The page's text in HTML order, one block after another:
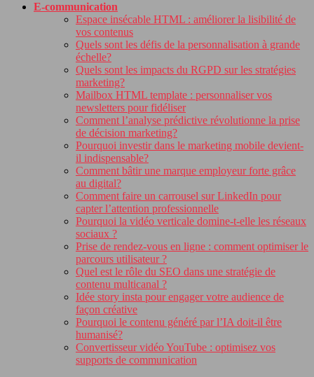
E-communication
Espace insécable HTML : améliorer la lisibilité de
vos contenus
Quels sont les défis de la personnalisation à grande
échelle?
Quels sont les impacts du RGPD sur les stratégies
marketing?
Mailbox HTML template : personnaliser vos
newsletters pour fidéliser
Comment l’analyse prédictive révolutionne la prise
de décision marketing?
Pourquoi investir dans le marketing mobile devient-
il indispensable?
Comment bâtir une marque employeur forte grâce
au digital?
Comment faire un carrousel sur LinkedIn pour
capter l’attention professionnelle
Pourquoi la vidéo verticale domine-t-elle les réseaux
sociaux ?
Prise de rendez-vous en ligne : comment optimiser le
parcours utilisateur ?
Quel est le rôle du SEO dans une stratégie de
contenu multicanal ?
Idée story insta pour engager votre audience de
façon créative
Pourquoi le contenu généré par l’IA doit-il être
humanisé?
Convertisseur vidéo YouTube : optimisez vos
supports de communication